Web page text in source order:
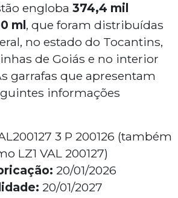
engloba 374,4 mil
ml, que foram distribuídas
no estado do Tocantins,
de Goiás e no interior
garrafas que apresentam
informações
3 P 200126 (também
LZ1 VAL 200127)
20/01/2026
20/01/2027